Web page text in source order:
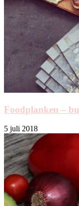
Foodplanken –
5 juli 2018